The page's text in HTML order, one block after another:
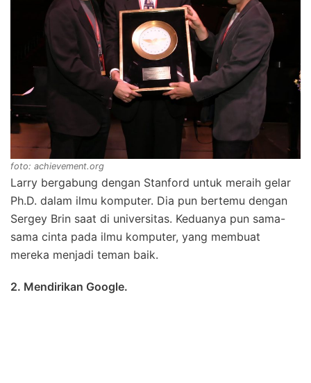
foto: achievement.org
Larry bergabung dengan Stanford untuk meraih gelar
Ph.D. dalam ilmu komputer. Dia pun bertemu dengan
Sergey Brin saat di universitas. Keduanya pun sama-
sama cinta pada ilmu komputer, yang membuat
mereka menjadi teman baik.
2. Mendirikan Google.